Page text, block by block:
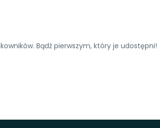
Bądź pierwszym, który je udostępni!